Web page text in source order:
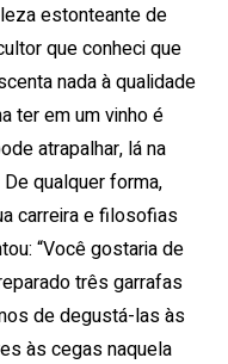
estonteante de
que conheci que
nada à qualidade
ter em um vinho é
atrapalhar, lá na
qualquer forma,
carreira e filosofias
“Você gostaria de
três garrafas
de degustá-las às
às cegas naquela